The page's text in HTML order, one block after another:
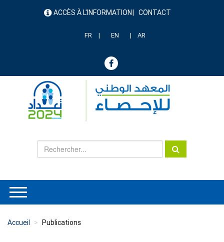
menu ACCÈS À L'INFORMATION CONTACT
FR EN AR
Accueil Publications